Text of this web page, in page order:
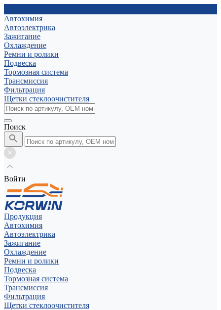
Автохимия
Автоэлектрика
Зажигание
Охлаждение
Ремни и ролики
Подвеска
Тормозная система
Трансмиссия
Фильтрация
Щетки стеклоочистителя
Поиск
Войти
Продукция
Автохимия
Автоэлектрика
Зажигание
Охлаждение
Ремни и ролики
Подвеска
Тормозная система
Трансмиссия
Фильтрация
Щетки стеклоочистителя